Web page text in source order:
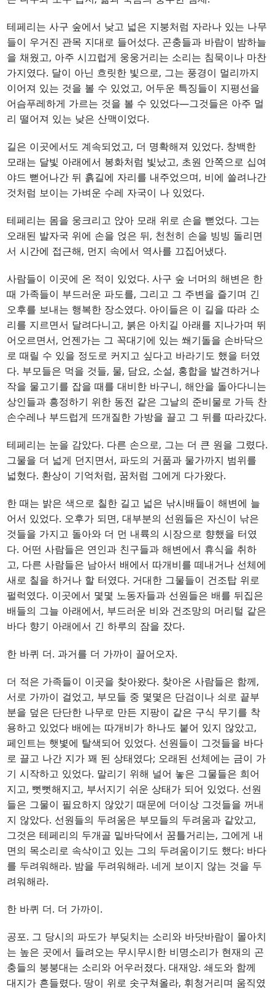
테페리는 사구 숲에서 낮고 넓은 지붕처럼 자라나 있는 나무
들이 우거진 관목 지대로 들어섰다. 곤충들과 바람이 밤하늘
을 채웠고, 아주 시끄럽게 웅웅거리는 소리는 침묵이나 마찬
가지였다. 달이 아닌 흐릿한 빛으로, 그는 풍경이 멀리까지
이어져 있는 것을 볼 수 있었고, 어두운 특징들이 지평선을
어슴푸레하게 가르는 것을 볼 수 있었다—그것들은 아주 멀
리 떨어져 있는 낮은 산맥이었다.
길은 이곳에서도 계속되었고, 더 명확해져 있었다. 창백한
모래는 달빛 아래에서 봉화처럼 빛났고, 초원 안쪽으로 십여
야드 뻗어나간 뒤 흙길에 자리를 내주었으며, 비에 쓸려나간
것처럼 보이는 가벼운 수레 자국이 나 있었다.
테페리는 몸을 웅크리고 앉아 모래 위로 손을 뻗었다. 그는
오래된 발자국 위에 손을 얹은 뒤, 천천히 손을 빙빙 돌리면
서 시간에 접근해, 먼지 속에서 역사를 끄집어냈다.
사람들이 이곳에 온 적이 있었다. 사구 숲 너머의 해변은 한
때 가족들이 부드러운 파도를, 그리고 그 주변을 즐기며 긴
오후를 보내는 행복한 장소였다. 아이들은 이 길을 따라 소
리를 지르면서 달려다니고, 붉은 아치길 아래를 지나가며 뛰
어오르면서, 언젠가는 그 꼭대기에 있는 쐐기돌을 손바닥으
로 때릴 수 있을 정도로 커지고 싶다고 바라기도 했을 터였
다. 부모들은 먹을 것들, 물, 담요, 소설, 홍합을 발견하거나
작을 물고기를 잡을 때를 대비한 바구니, 해안을 돌아다니는
상인들과 흥정하기 위한 동전 같은 그날의 준비물로 가득 찬
손수레나 부드럽게 뜨개질한 가방을 끌고 그 뒤를 따라갔다.
테페리는 눈을 감았다. 다른 손으로, 그는 더 큰 원을 그렸다.
그물을 더 넓게 던지면서, 파도의 거품과 물가까지 범위를
넓혔다. 환상이 기억처럼, 꿈처럼 그에게 다가왔다.
한 때는 밝은 색으로 칠한 길고 넓은 낚시배들이 해변에 늘
어서 있었다. 오후가 되면, 대부분의 선원들은 자신이 낚은
것들을 가지고 돌아와 더 먼 내륙의 시장으로 향했을 터였
다. 어떤 사람들은 연인과 친구들과 해변에서 휴식을 취하
고, 다른 사람들은 남아서 배에서 따개비를 떼내거나 선체에
새로 칠을 하거나 할 터였다. 거대한 그물들이 건조탑 위로
펄럭였다. 이곳에서 몇몇 노동자들과 선원들은 배를 뒤집은
배들의 그늘 아래에서, 부드러운 비와 건조망의 머리털 같은
바다 향기 아래에서 긴 하루의 잠을 잤다.
한 바퀴 더. 과거를 더 가까이 끌어오자.
더 적은 가족들이 이곳을 찾아왔다. 찾아온 사람들은 함께,
서로 가까이 걸었고, 부모들 중 몇몇은 단검이나 쇠로 끝부
분을 덮은 단단한 나무로 만든 지팡이 같은 구식 무기를 착
용하고 있었다 배에는 따개비가 하나도 붙어 있지 않았고,
페인트는 햇볓에 탈색되어 있었다. 선원들이 그것들을 바다
로 끌고 나간 지가 꽤 된 상태였다; 오래된 선체에는 금이 가
기 시작하고 있었다. 말리기 위해 널어 놓은 그물들은 희어
지고, 뻣뻣해지고, 부서지기 쉬운 상태가 되어 있었다. 선원
들은 그물이 필요하지 않았기 때문에 더이상 그것들을 꺼내
지 않았다. 선원들의 두려움은 부모들의 두려움과 같았고,
그것은 테페리의 두개골 밑바닥에서 꿈틀거리는, 그에게 내
면의 목소리로 속삭이고 있는 그의 두려움이기도 했다: 바다
를 두려워해라. 밤을 두려워해라. 네게 보이지 않는 것을 두
려워해라.
한 바퀴 더. 더 가까이.
공포. 그 당시의 파도가 부딪치는 소리와 바닷바람이 몰아치
는 높은 곳에서 들려오는 무시무시한 비명소리가 현재의 곤
충들의 붕붕대는 소리와 어우러졌다. 대재앙. 쇄도와 함께
대지가 흔들렸다. 땅이 위로 솟구쳐올라, 휘청거리며 움직였